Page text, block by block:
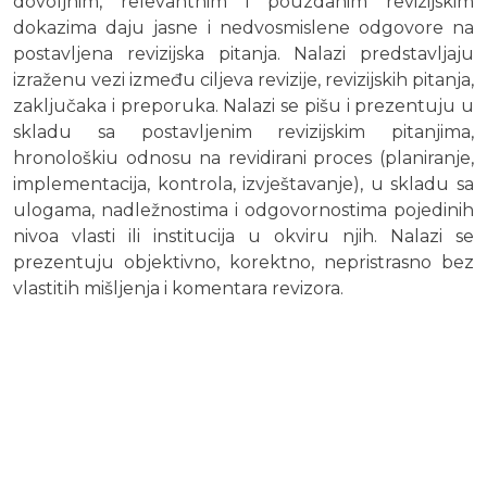
dokazima daju jasne i nedvosmislene odgovore na
postavljena revizijska pitanja. Nalazi predstavljaju
izraženu vezi između ciljeva revizije, revizijskih pitanja,
zaključaka i preporuka. Nalazi se pišu i prezentuju u
skladu sa postavljenim revizijskim pitanjima,
hronološkiu odnosu na revidirani proces (planiranje,
implementacija, kontrola, izvještavanje), u skladu sa
ulogama, nadležnostima i odgovornostima pojedinih
nivoa vlasti ili institucija u okviru njih. Nalazi se
prezentuju objektivno, korektno, nepristrasno bez
vlastitih mišljenja i komentara revizora.